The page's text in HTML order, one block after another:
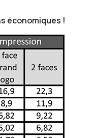
économiques !